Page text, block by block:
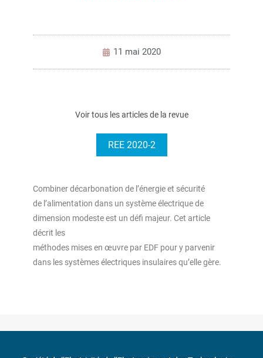
11 mai 2020
Voir tous les articles de la revue
REE 2020-2
Combiner décarbonation de l’énergie et sécurité
de l’alimentation dans un système électrique de
dimension modeste est un défi majeur. Cet article
décrit les
méthodes mises en œuvre par EDF pour y parvenir
dans les systèmes électriques insulaires qu’elle gère.